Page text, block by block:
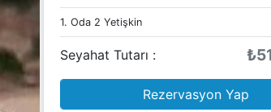
1. Oda 2 Yetişkin
Seyahat Tutarı :
Rezervasyon Yap